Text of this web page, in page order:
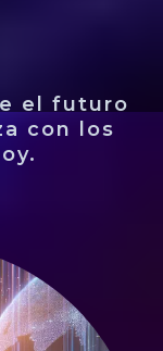
el futuro
con los